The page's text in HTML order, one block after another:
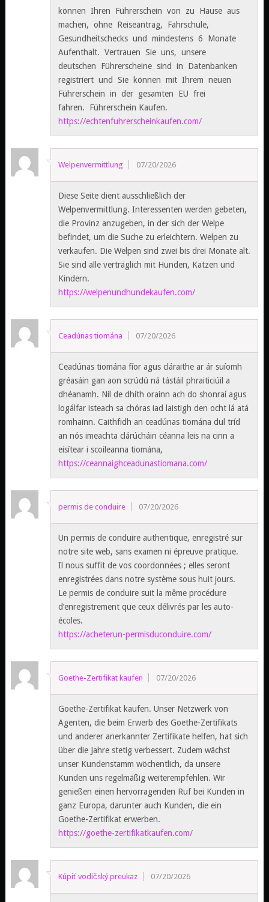
können Ihren Führerschein von zu Hause aus
machen, ohne Reiseantrag, Fahrschule,
Gesundheitschecks und mindestens 6 Monate
Aufenthalt. Vertrauen Sie uns, unsere
deutschen Führerscheine sind in Datenbanken
registriert und Sie können mit Ihrem neuen
Führerschein in der gesamten EU frei
fahren. Führerschein Kaufen.
https://echtenfuhrerscheinkaufen.com/
Welpenvermittlung 07/20/2026
Diese Seite dient ausschließlich der
Welpenvermittlung. Interessenten werden gebeten,
die Provinz anzugeben, in der sich der Welpe
befindet, um die Suche zu erleichtern. Welpen zu
verkaufen. Die Welpen sind zwei bis drei Monate alt.
Sie sind alle verträglich mit Hunden, Katzen und
Kindern.
https://welpenundhundekaufen.com/
Ceadúnas tiomána 07/20/2026
Ceadúnas tiomána fíor agus cláraithe ar ár suíomh
gréasáin gan aon scrúdú ná tástáil phraiticiúil a
dhéanamh. Níl de dhíth orainn ach do shonraí agus
logálfar isteach sa chóras iad laistigh den ocht lá atá
romhainn. Caithfidh an ceadúnas tiomána dul tríd
an nós imeachta clárúcháin céanna leis na cinn a
eisítear i scoileanna tiomána,
https://ceannaighceadunastiomana.com/
permis de conduire 07/20/2026
Un permis de conduire authentique, enregistré sur
notre site web, sans examen ni épreuve pratique.
Il nous suffit de vos coordonnées ; elles seront
enregistrées dans notre système sous huit jours.
Le permis de conduire suit la même procédure
d’enregistrement que ceux délivrés par les auto-
écoles.
https://acheterun-permisduconduire.com/
Goethe-Zertifikat kaufen 07/20/2026
Goethe-Zertifikat kaufen. Unser Netzwerk von
Agenten, die beim Erwerb des Goethe-Zertifikats
und anderer anerkannter Zertifikate helfen, hat sich
über die Jahre stetig verbessert. Zudem wächst
unser Kundenstamm wöchentlich, da unsere
Kunden uns regelmäßig weiterempfehlen. Wir
genießen einen hervorragenden Ruf bei Kunden in
ganz Europa, darunter auch Kunden, die ein
Goethe-Zertifikat erwerben.
https://goethe-zertifikatkaufen.com/
Kúpiť vodičský preukaz 07/20/2026